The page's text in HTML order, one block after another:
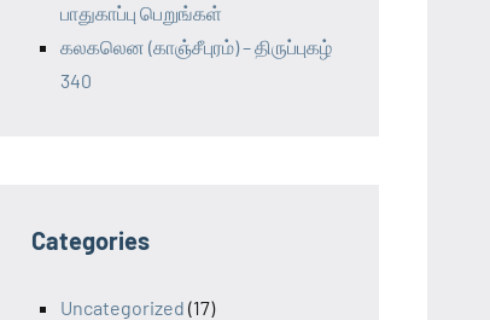
பாதுகாப்பு பெறுங்கள்
கலகலென (காஞ்சீபுரம்) – திருப்புகழ்
340
Categories
Uncategorized (17)